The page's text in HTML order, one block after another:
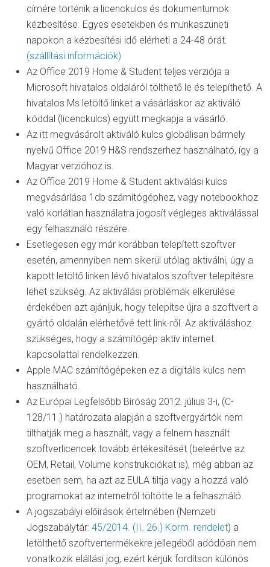
címére történik a licenckulcs és dokumentumok
kézbesítése. Egyes esetekben és munkaszüneti
napokon a kézbesítési idő elérheti a 24-48 órát.
(szállítási információk)
Az Office 2019 Home & Student teljes verziója a
Microsoft hivatalos oldaláról tölthető le és telepíthető. A
hivatalos Ms letöltő linket a vásárláskor az aktiváló
kóddal (licenckulcs) együtt megkapja a vásárló.
Az itt megvásárolt aktiváló kulcs globálisan bármely
nyelvű Office 2019 H&S rendszerhez használható, így a
Magyar verzióhoz is.
Az Office 2019 Home & Student aktiválási kulcs
megvásárlása 1db számítógéphez, vagy notebookhoz
való korlátlan használatra jogosít végleges aktiválással
egy felhasználó részére.
Esetlegesen egy már korábban telepített szoftver
esetén, amennyiben nem sikerül utólag aktiválni, úgy a
kapott letöltő linken lévő hivatalos szoftver telepítésre
lehet szükség. Az aktiválási problémák elkerülése
érdekében azt ajánljuk, hogy telepítse újra a szoftvert a
gyártó oldalán elérhetővé tett link-ről. Az aktiváláshoz
szükséges, hogy a számítógép aktív internet
kapcsolattal rendelkezzen.
Apple MAC számítógépeken ez a digitális kulcs nem
használható.
Az Európai Legfelsőbb Bíróság 2012. július 3-i, (C-
128/11.) határozata alapján a szoftvergyártók nem
tilthatják meg a használt, vagy a felnem használt
szoftverlicencek tovább értékesítését (beleértve az
OEM, Retail, Volume konstrukciókat is), még abban az
esetben sem, ha azt az EULA tiltja vagy a hozzá való
programokat az internetről töltötte le a felhasználó.
A jogszabályi előírások értelmében (Nemzeti
Jogszabálytár: 45/2014. (II. 26.) Korm. rendelet) a
letölthető szoftvertermékekre jellegéből adódóan nem
vonatkozik elállási jog, ezért kérjük fordítson különös